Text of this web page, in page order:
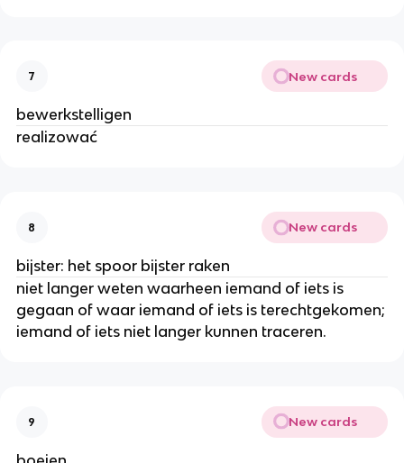
7 New cards
bewerkstelligen
realizować
8 New cards
bijster: het spoor bijster raken
niet langer weten waarheen iemand of iets is
gegaan of waar iemand of iets is terechtgekomen;
iemand of iets niet langer kunnen traceren.
9 New cards